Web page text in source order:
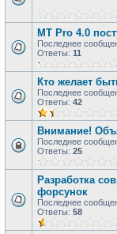
МТ Pro 4.0
Последнее
Ответы: 11
Кто желает
Последнее
Ответы: 42
Внимание!
Последнее
Ответы: 25
Разработка
форсунок
Последнее
Ответы: 58